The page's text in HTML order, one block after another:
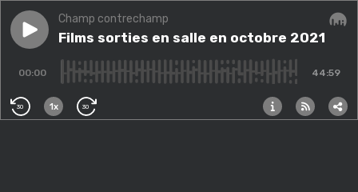
Play episodeFilms sorties en salle en octobre 2021
Champ contrechamp
Films sorties en salle en octobre 2021
00:00 44:59
30 1x 30